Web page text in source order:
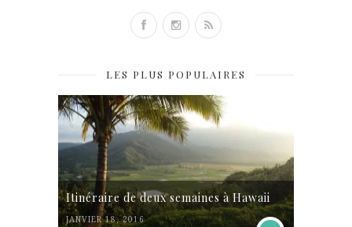
LES PLUS POPULAIRES
Itinéraire de deux semaines à Hawaii
JANVIER 18, 2016